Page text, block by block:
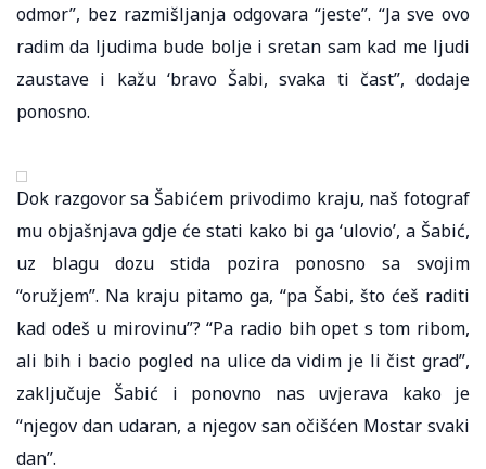
odmor”, bez razmišljanja odgovara “jeste”. “Ja sve ovo
radim da ljudima bude bolje i sretan sam kad me ljudi
zaustave i kažu ‘bravo Šabi, svaka ti čast”, dodaje
ponosno.
Dok razgovor sa Šabićem privodimo kraju, naš fotograf
mu objašnjava gdje će stati kako bi ga ‘ulovio’, a Šabić,
uz blagu dozu stida pozira ponosno sa svojim
“oružjem”. Na kraju pitamo ga, “pa Šabi, što ćeš raditi
kad odeš u mirovinu”? “Pa radio bih opet s tom ribom,
ali bih i bacio pogled na ulice da vidim je li čist grad”,
zaključuje Šabić i ponovno nas uvjerava kako je
“njegov dan udaran, a njegov san očišćen Mostar svaki
dan”.